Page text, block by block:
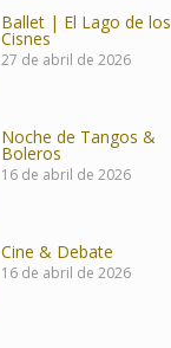
Ballet | El Lago de los
Cisnes
27 de abril de 2026
Noche de Tangos &
Boleros
16 de abril de 2026
Cine & Debate
16 de abril de 2026